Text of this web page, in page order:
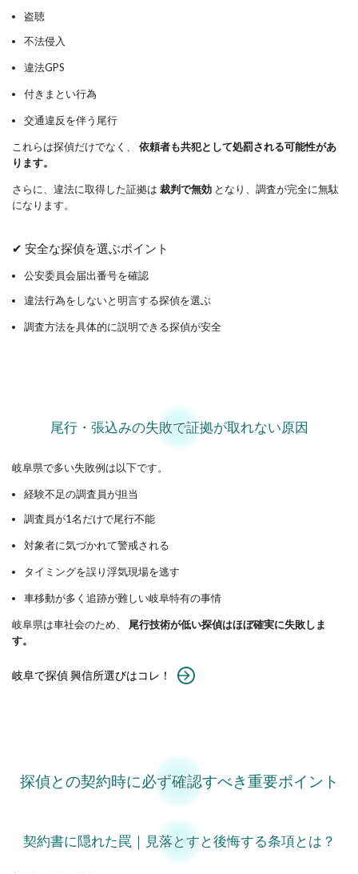
盗聴
不法侵入
違法GPS
付きまとい行為
交通違反を伴う尾行
これらは探偵だけでなく、 依頼者も共犯として処罰される可能性があ
ります。
さらに、違法に取得した証拠は 裁判で無効 となり、調査が完全に無駄
になります。
✔ 安全な探偵を選ぶポイント
公安委員会届出番号を確認
違法行為をしないと明言する探偵を選ぶ
調査方法を具体的に説明できる探偵が安全
尾行・張込みの失敗で証拠が取れない原因
岐阜県で多い失敗例は以下です。
経験不足の調査員が担当
調査員が1名だけで尾行不能
対象者に気づかれて警戒される
タイミングを誤り浮気現場を逃す
車移動が多く追跡が難しい岐阜特有の事情
岐阜県は車社会のため、 尾行技術が低い探偵はほぼ確実に失敗しま
す。
岐阜で探偵 興信所選びはコレ！
探偵との契約時に必ず確認すべき重要ポイント
契約書に隠れた罠｜見落とすと後悔する条項とは？